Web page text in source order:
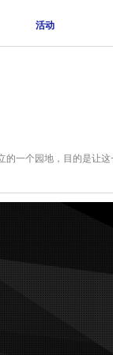
活动
的一个园地，目的是让